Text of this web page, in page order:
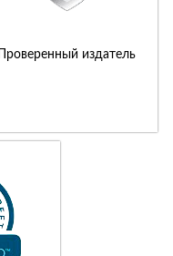
Проверенный издатель